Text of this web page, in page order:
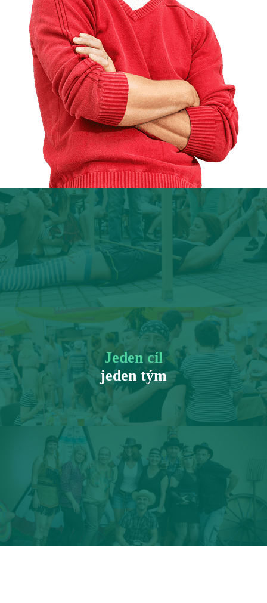
Jeden cíl
jeden tým